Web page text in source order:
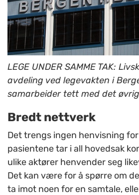
LEGE UNDER SAMME TAK:
avdeling ved legevakten i
samarbeider tett med det
Bredt nettverk
Det trengs ingen henvisning
pasientene tar i all hovedsak
ulike aktører henvender seg
Det kan være for å spørre om
ta imot noen for en samtale,